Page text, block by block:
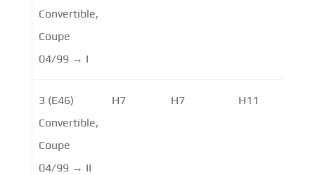
Convertible,
Coupe
04/99 → I
3 (E46)
Convertible,
Coupe
04/99 → II
H7 H7 H11